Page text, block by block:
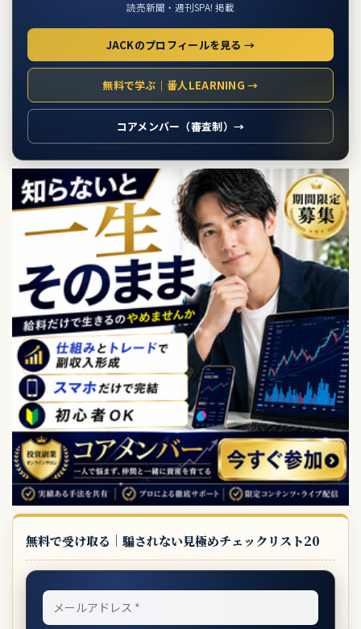
読売新聞・週刊SPA! 掲載
JACKのプロフィールを見る →
無料で学ぶ｜番人LEARNING →
コアメンバー（審査制）→
無料で受け取る｜騙されない見極めチェックリスト20